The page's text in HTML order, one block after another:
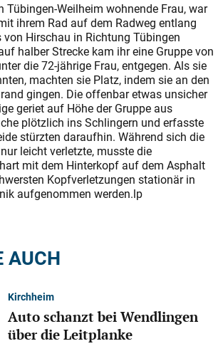
Tübingen-Weilheim wohnende Frau, war
ihrem Rad auf dem Radweg entlang
von Hirschau in Richtung Tübingen
halber Strecke kam ihr eine Gruppe von
die 72-jährige Frau, entgegen. Als sie
machten sie Platz, indem sie an den
gingen. Die offenbar etwas unsicher
geriet auf Höhe der Gruppe aus
plötzlich ins Schlingern und erfasste
stürzten daraufhin. Während sich die
leicht verletzte, musste die
mit dem Hinterkopf auf dem Asphalt
Kopfverletzungen stationär in
aufgenommen werden.lp
AUCH
Kirchheim
Auto schanzt bei Wendlingen
über die Leitplanke